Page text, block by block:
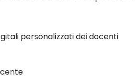
personalizzati dei docenti